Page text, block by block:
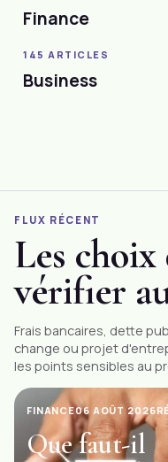
Finance
145 ARTICLES
Business
FLUX RÉCENT
Les
vérifier
Frais bancaires, dette
change ou projet
les points sensibles au
FINANCE06 AOÛT 2026
Que faut-il